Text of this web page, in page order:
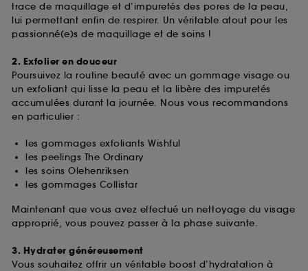
trace de maquillage et d’impuretés des pores de la peau,
lui permettant enfin de respirer. Un véritable atout pour les
passionné(e)s de maquillage et de soins !
2. Exfolier en douceur
Poursuivez la routine beauté avec un gommage visage ou
un exfoliant qui lisse la peau et la libère des impuretés
accumulées durant la journée. Nous vous recommandons
en particulier :
les gommages exfoliants Wishful
les peelings The Ordinary
les soins Olehenriksen
les gommages Collistar
Maintenant que vous avez effectué un nettoyage du visage
approprié, vous pouvez passer à la phase suivante.
3. Hydrater généreusement
Vous souhaitez offrir un véritable boost d’hydratation à